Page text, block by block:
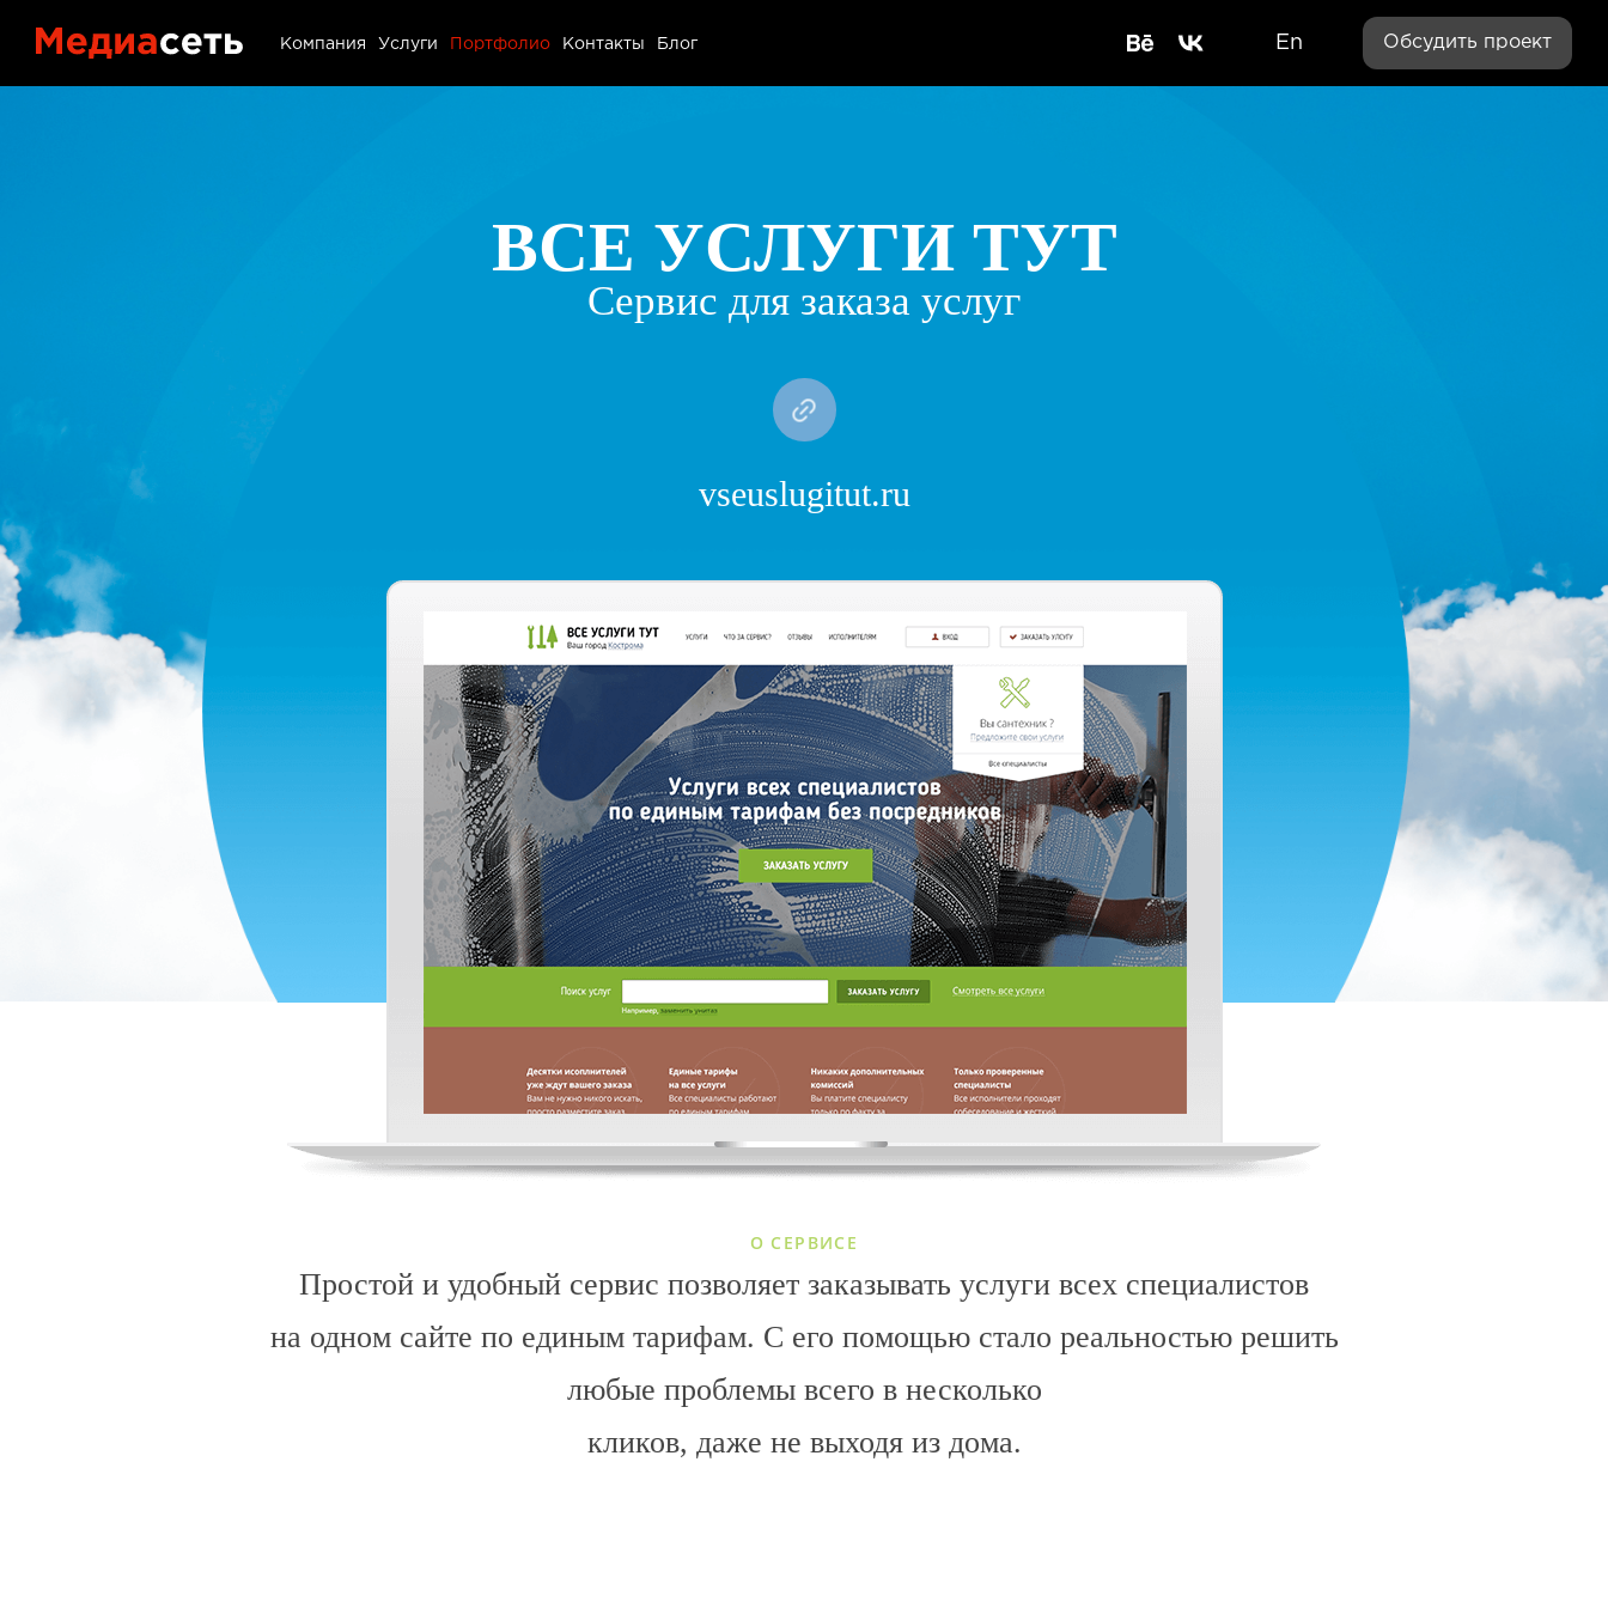
Компания Услуги Портфолио Контакты Блог En Обсудить проект
ВСЕ УСЛУГИ ТУТ
Сервис для заказа услуг
vseuslugitut.ru
О СЕРВИСЕ
Простой и удобный сервис позволяет заказывать услуги всех специалистов
на одном сайте по единым тарифам. С его помощью стало реальностью решить
любые проблемы всего в несколько
кликов, даже не выходя из дома.